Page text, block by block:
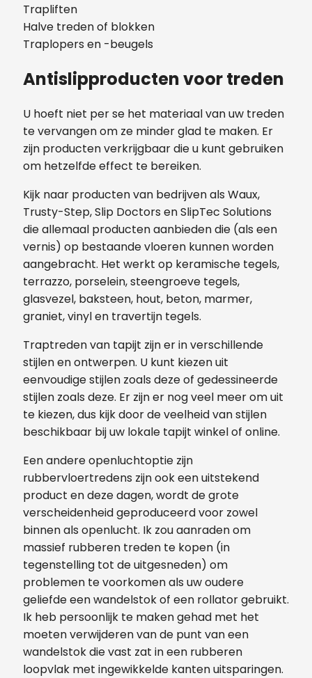
Trapliften
Halve treden of blokken
Traplopers en -beugels
Antislipproducten voor treden
U hoeft niet per se het materiaal van uw treden
te vervangen om ze minder glad te maken. Er
zijn producten verkrijgbaar die u kunt gebruiken
om hetzelfde effect te bereiken.
Kijk naar producten van bedrijven als Waux,
Trusty-Step, Slip Doctors en SlipTec Solutions
die allemaal producten aanbieden die (als een
vernis) op bestaande vloeren kunnen worden
aangebracht. Het werkt op keramische tegels,
terrazzo, porselein, steengroeve tegels,
glasvezel, baksteen, hout, beton, marmer,
graniet, vinyl en travertijn tegels.
Traptreden van tapijt zijn er in verschillende
stijlen en ontwerpen. U kunt kiezen uit
eenvoudige stijlen zoals deze of gedessineerde
stijlen zoals deze. Er zijn er nog veel meer om uit
te kiezen, dus kijk door de veelheid van stijlen
beschikbaar bij uw lokale tapijt winkel of online.
Een andere openluchtoptie zijn
rubbervloertredens zijn ook een uitstekend
product en deze dagen, wordt de grote
verscheidenheid geproduceerd voor zowel
binnen als openlucht. Ik zou aanraden om
massief rubberen treden te kopen (in
tegenstelling tot de uitgesneden) om
problemen te voorkomen als uw oudere
geliefde een wandelstok of een rollator gebruikt.
Ik heb persoonlijk te maken gehad met het
moeten verwijderen van de punt van een
wandelstok die vast zat in een rubberen
loopvlak met ingewikkelde kanten uitsparingen.